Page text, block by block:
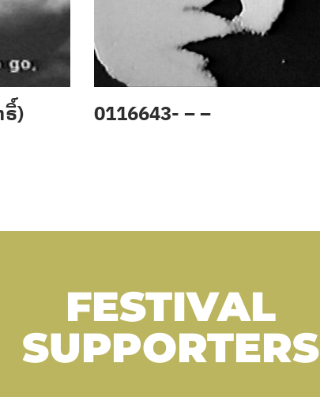
) 0116643- – –
FESTIVAL
SUPPORTERS